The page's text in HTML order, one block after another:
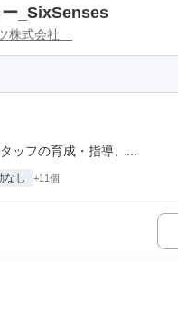
ー_SixSenses
株式会社
ッフの育成・指導、...
なし +11個